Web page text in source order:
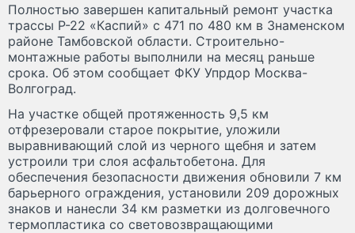
Полностью завершен капитальный ремонт участка
трассы Р-22 «Каспий» с 471 по 480 км в Знаменском
районе Тамбовской области. Строительно-
монтажные работы выполнили на месяц раньше
срока. Об этом сообщает ФКУ Упрдор Москва-
Волгоград.
На участке общей протяженность 9,5 км
отфрезеровали старое покрытие, уложили
выравнивающий слой из черного щебня и затем
устроили три слоя асфальтобетона. Для
обеспечения безопасности движения обновили 7 км
барьерного ограждения, установили 209 дорожных
знаков и нанесли 34 км разметки из долговечного
термопластика со световозвращающими